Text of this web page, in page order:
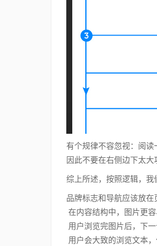
有个规律不容忽视：阅
因此不要在右侧边下太大
综上所述，按照逻辑，我
品牌标志和导航应该放在
在内容结构中，图片更
用户浏览完图片后，下
用户会大致的浏览文本